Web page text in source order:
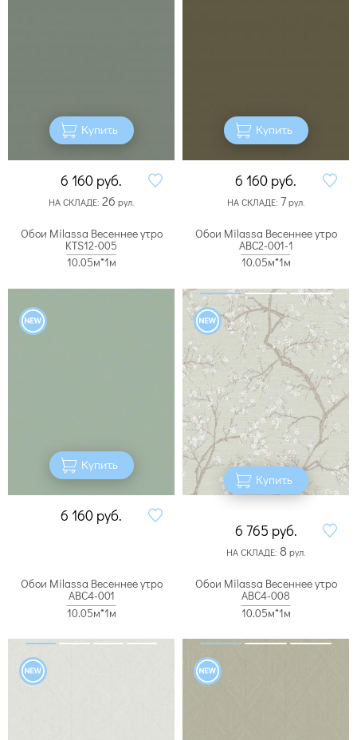
Купить
6 160 руб.
НА СКЛАДЕ: 26 рул.
Купить
6 160 руб.
НА СКЛАДЕ: 7рул.
Обои Milassa Весеннее утро
KTS12-005
10.05м*1м
Купить
6 160 руб.
Обои Milassa Весеннее утро
ABC2-001-1
10.05м*1м
Купить
6 765 руб.
НА СКЛАДЕ: 8 рул.
Обои Milassa Весеннее утро
ABC4-001
10.05м*1м
Обои Milassa Весеннее утро
ABC4-008
10.05м*1м